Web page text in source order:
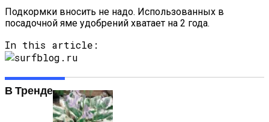
Подкормки вносить не надо. Использованных в
посадочной яме удобрений хватает на 2 года.
In this article:
В Тренде